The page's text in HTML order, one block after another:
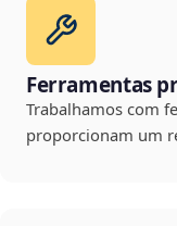
Ferramentas
Trabalhamos com
proporcionam um